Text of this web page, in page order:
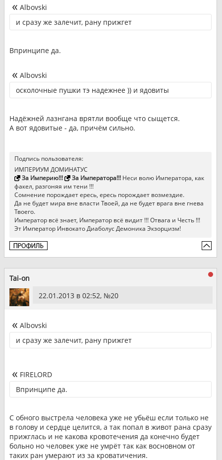
Albovski
и сразу же залечит, рану прижгет
Впринципе да.
Albovski
осколочные пушки тэ надежнее )) и ядовиты
Надёжней лазнгана врятли вообще что сыщется.
А вот ядовитые - да, причём сильно.
Подпись пользователя:
ИМПЕРИУМ ДОМИНАТУС
За Империю!!!
За Императора!!!Неси волю Императора, как
факел, разгоняя им тени !!!
Сомнение порождает ересь, ересь порождает возмездие.
Да не будет мира вне власти Твоей, да не будет врага вне гнева
Твоего.
Император всё знает, Император всё видит !!! Отвага и Честь !!!
Эт Император Инвокато Диаболус Демоника Экзорцизм!
Tai-on
22.01.2013 в 02:52, №20
Albovski
и сразу же залечит, рану прижгет
FIRELORD
Впринципе да.
С обного выстрела человека уже не убьёш если только не
в голову и сердце целится, а так попал в живот рана сразу
прижглась и не какова кровотечения да конечно будет
больно но человек уже не умрёт так как восновном от
таких ран умерают из за кроватичения.